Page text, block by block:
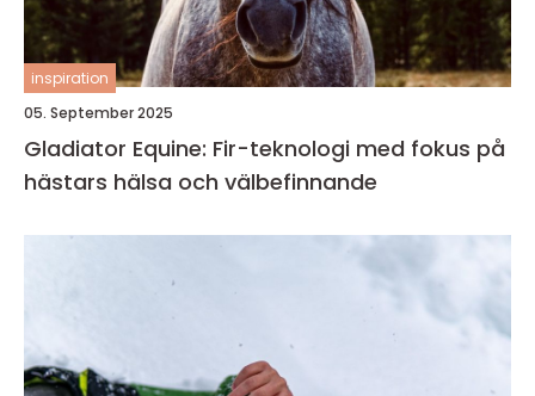
inspiration
05. September 2025
Gladiator Equine: Fir-teknologi med fokus på
hästars hälsa och välbefinnande